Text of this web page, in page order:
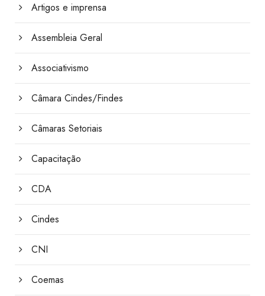
Artigos e imprensa
Assembleia Geral
Associativismo
Câmara Cindes/Findes
Câmaras Setoriais
Capacitação
CDA
Cindes
CNI
Coemas